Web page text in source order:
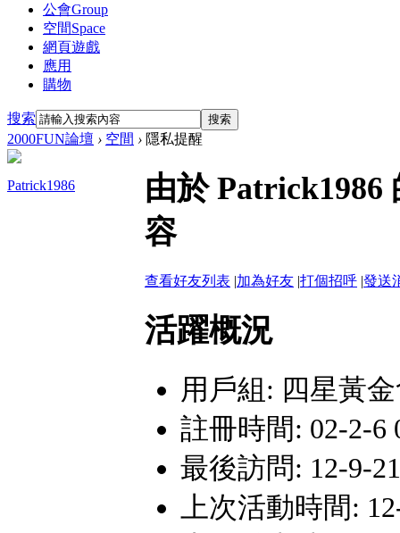
公會Group
空間Space
網頁遊戲
應用
購物
搜索 搜索
2000FUN論壇 › 空間 › 隱私提醒
Patrick1986
由於 Patrick1986
容
查看好友列表 |加為好友 |打個招呼 |發送
活躍概況
用戶組: 四星黃
註冊時間: 02-2-6
最後訪問: 12-9-
上次活動時間: